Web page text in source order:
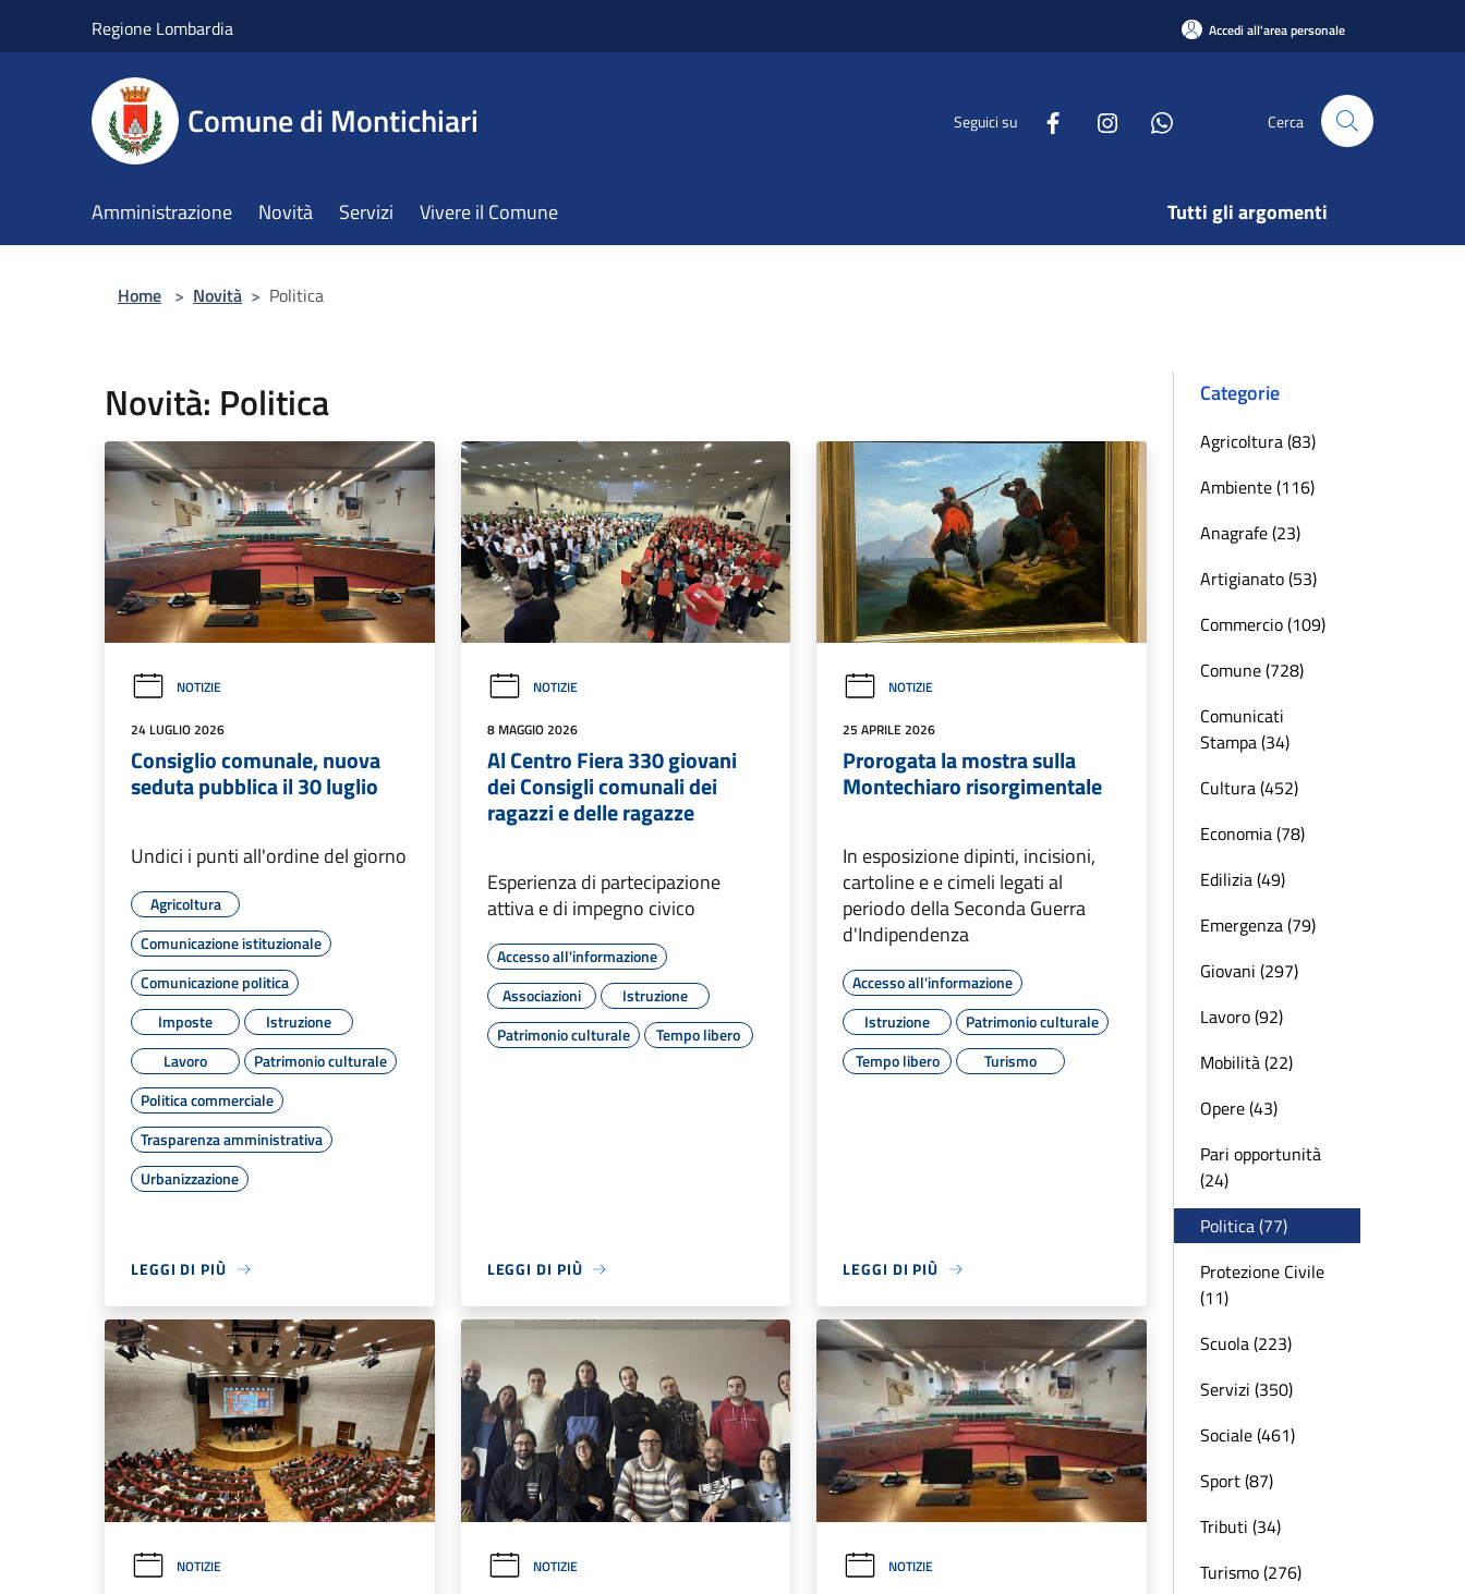
Regione Lombardia Accedi all'area personale
Comune di Montichiari Seguici su Cerca
Amministrazione Novità Servizi Vivere il Comune Tutti gli argomenti
Home > Novità > Politica
Novità: Politica
NOTIZIE
24 LUGLIO 2026
Consiglio comunale, nuova
seduta pubblica il 30 luglio
Undici i punti all'ordine del giorno
Agricoltura
Comunicazione istituzionale
Comunicazione politica
Imposte
Istruzione
Lavoro
Patrimonio culturale
Politica commerciale
Trasparenza amministrativa
Urbanizzazione
LEGGI DI PIÙ
NOTIZIE
8 MAGGIO 2026
Al Centro Fiera 330 giovani
dei Consigli comunali dei
ragazzi e delle ragazze
Esperienza di partecipazione
attiva e di impegno civico
Accesso all'informazione
Associazioni
Istruzione
Patrimonio culturale
Tempo libero
LEGGI DI PIÙ
NOTIZIE
25 APRILE 2026
Prorogata la mostra sulla
Montechiaro risorgimentale
In esposizione dipinti, incisioni,
cartoline e e cimeli legati al
periodo della Seconda Guerra
d'Indipendenza
Accesso all'informazione
Istruzione
Patrimonio culturale
Tempo libero
Turismo
LEGGI DI PIÙ
NOTIZIE NOTIZIE NOTIZIE
Categorie
Agricoltura (83)
Ambiente (116)
Anagrafe (23)
Artigianato (53)
Commercio (109)
Comune (728)
Comunicati
Stampa (34)
Cultura (452)
Economia (78)
Edilizia (49)
Emergenza (79)
Giovani (297)
Lavoro (92)
Mobilità (22)
Opere (43)
Pari opportunità
(24)
Politica (77)
Protezione Civile
(11)
Scuola (223)
Servizi (350)
Sociale (461)
Sport (87)
Tributi (34)
Turismo (276)